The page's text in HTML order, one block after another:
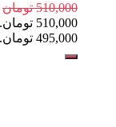
510,000 تومان
510,000 تومان.
495,000 تومان.